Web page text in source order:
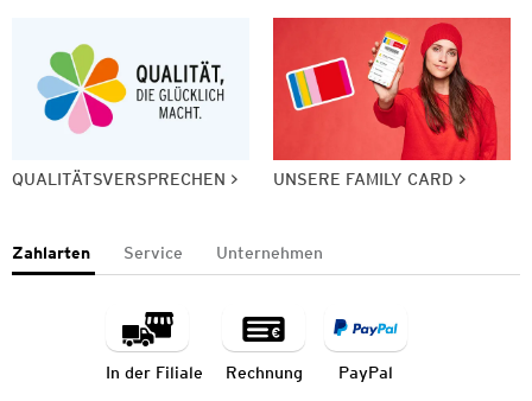
QUALITÄTSVERSPRECHEN UNSERE FAMILY CARD
Zahlarten Service Unternehmen
In der Filiale Rechnung PayPal